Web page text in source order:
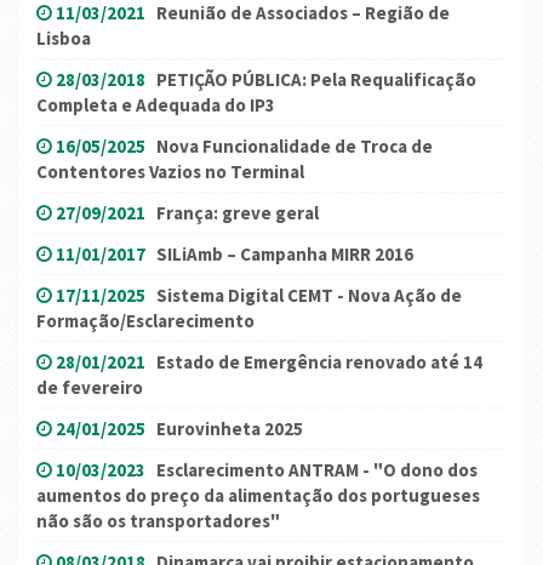
11/03/2021 Reunião de Associados – Região de
Lisboa
28/03/2018 PETIÇÃO PÚBLICA: Pela Requalificação
Completa e Adequada do IP3
16/05/2025 Nova Funcionalidade de Troca de
Contentores Vazios no Terminal
27/09/2021 França: greve geral
11/01/2017 SILiAmb – Campanha MIRR 2016
17/11/2025 Sistema Digital CEMT - Nova Ação de
Formação/Esclarecimento
28/01/2021 Estado de Emergência renovado até 14
de fevereiro
24/01/2025 Eurovinheta 2025
10/03/2023 Esclarecimento ANTRAM - "O dono dos
aumentos do preço da alimentação dos portugueses
não são os transportadores"